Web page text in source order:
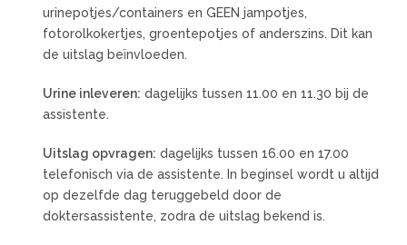
urinepotjes/containers en GEEN jampotjes,
fotorolkokertjes, groentepotjes of anderszins. Dit kan
de uitslag beïnvloeden.
Urine inleveren: dagelijks tussen 11.00 en 11.30 bij de
assistente.
Uitslag opvragen: dagelijks tussen 16.00 en 17.00
telefonisch via de assistente. In beginsel wordt u altijd
op dezelfde dag teruggebeld door de
doktersassistente, zodra de uitslag bekend is.